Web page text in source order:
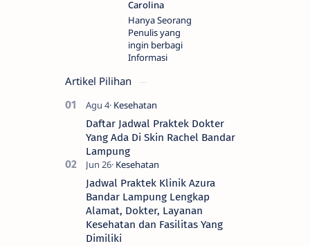
Hanya Seorang
Penulis yang
ingin berbagi
Informasi
Artikel Pilihan
Daftar Jadwal Praktek Dokter
Yang Ada Di Skin Rachel Bandar
Lampung
Jadwal Praktek Klinik Azura
Bandar Lampung Lengkap
Alamat, Dokter, Layanan
Kesehatan dan Fasilitas Yang
Dimiliki